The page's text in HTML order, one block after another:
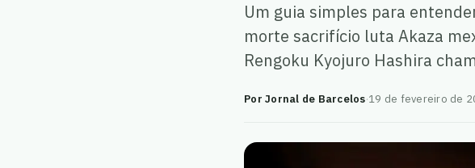
Um guia simples para
morte sacrifício luta Akaza
Rengoku Kyojuro Hashira
Por Jornal de Barcelos·19 de fevereiro de